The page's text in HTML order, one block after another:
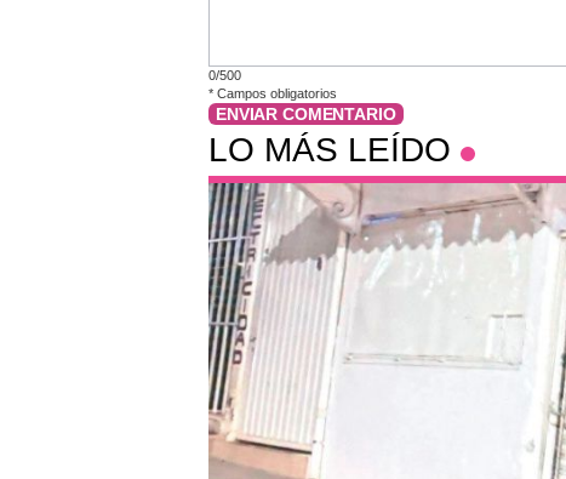
0/500
* Campos obligatorios
ENVIAR COMENTARIO
LO MÁS LEÍDO